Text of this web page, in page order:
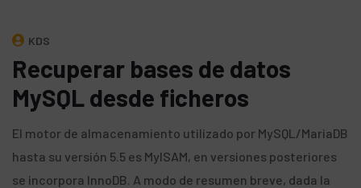
KDS
Recuperar bases de datos
MySQL desde ficheros
El motor de almacenamiento utilizado por MySQL/MariaDB
hasta su versión 5.5 es MyISAM, en versiones posteriores
se incorpora InnoDB. A modo de resumen breve, dada la